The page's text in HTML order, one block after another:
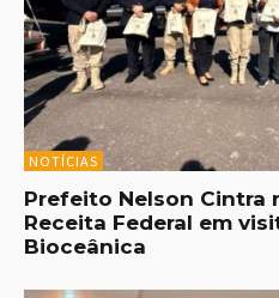
NOTÍCIAS
Prefeito Nelson Cintra
Receita Federal em
Bioceânica